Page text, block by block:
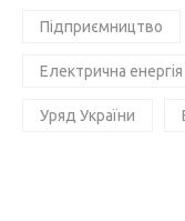
Підприємництво
Електрична енергія
Уряд України